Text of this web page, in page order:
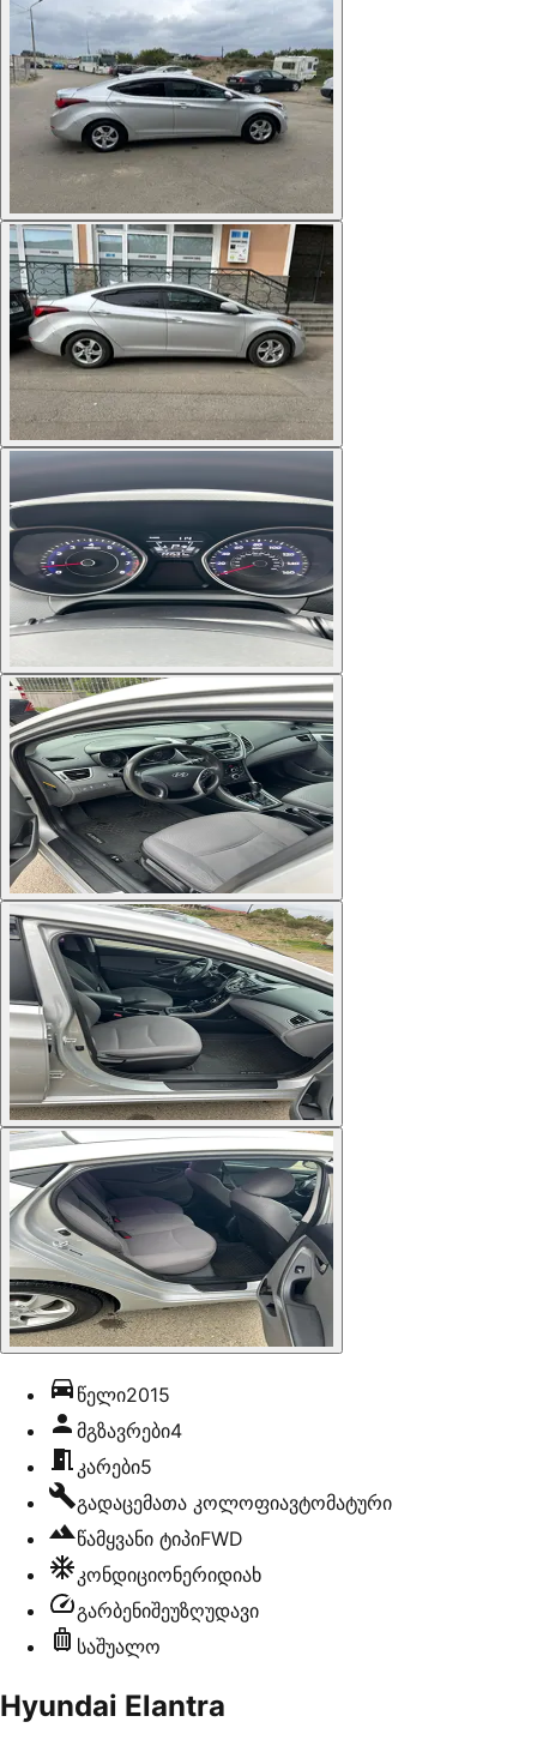
წელი2015
მგზავრები4
კარები5
გადაცემათა კოლოფიავტომატური
წამყვანი ტიპიFWD
კონდიციონერიდიახ
გარბენიშეუზღუდავი
საშუალო
Hyundai Elantra